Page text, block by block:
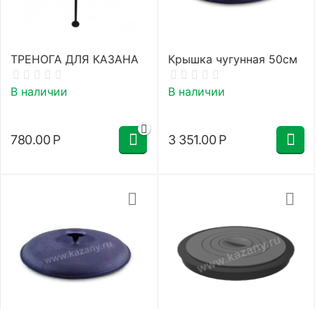
ТРЕНОГА ДЛЯ КАЗАНА
В наличии
780.00 Р
Крышка чугунная 50см
В наличии
3 351.00 Р